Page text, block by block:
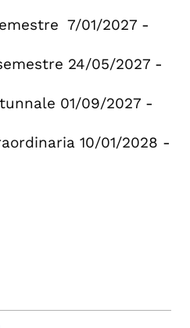
7/01/2027 -
24/05/2027 -
01/09/2027 -
10/01/2028 -